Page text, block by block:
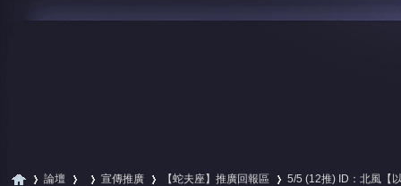
論壇 宣傳推廣 【蛇夫座】推廣回報區 5/5 (12推) ID：北風【